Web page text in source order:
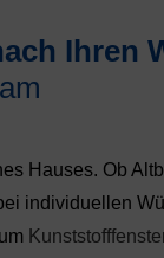
Ihren
Hauses. Ob
individuellen